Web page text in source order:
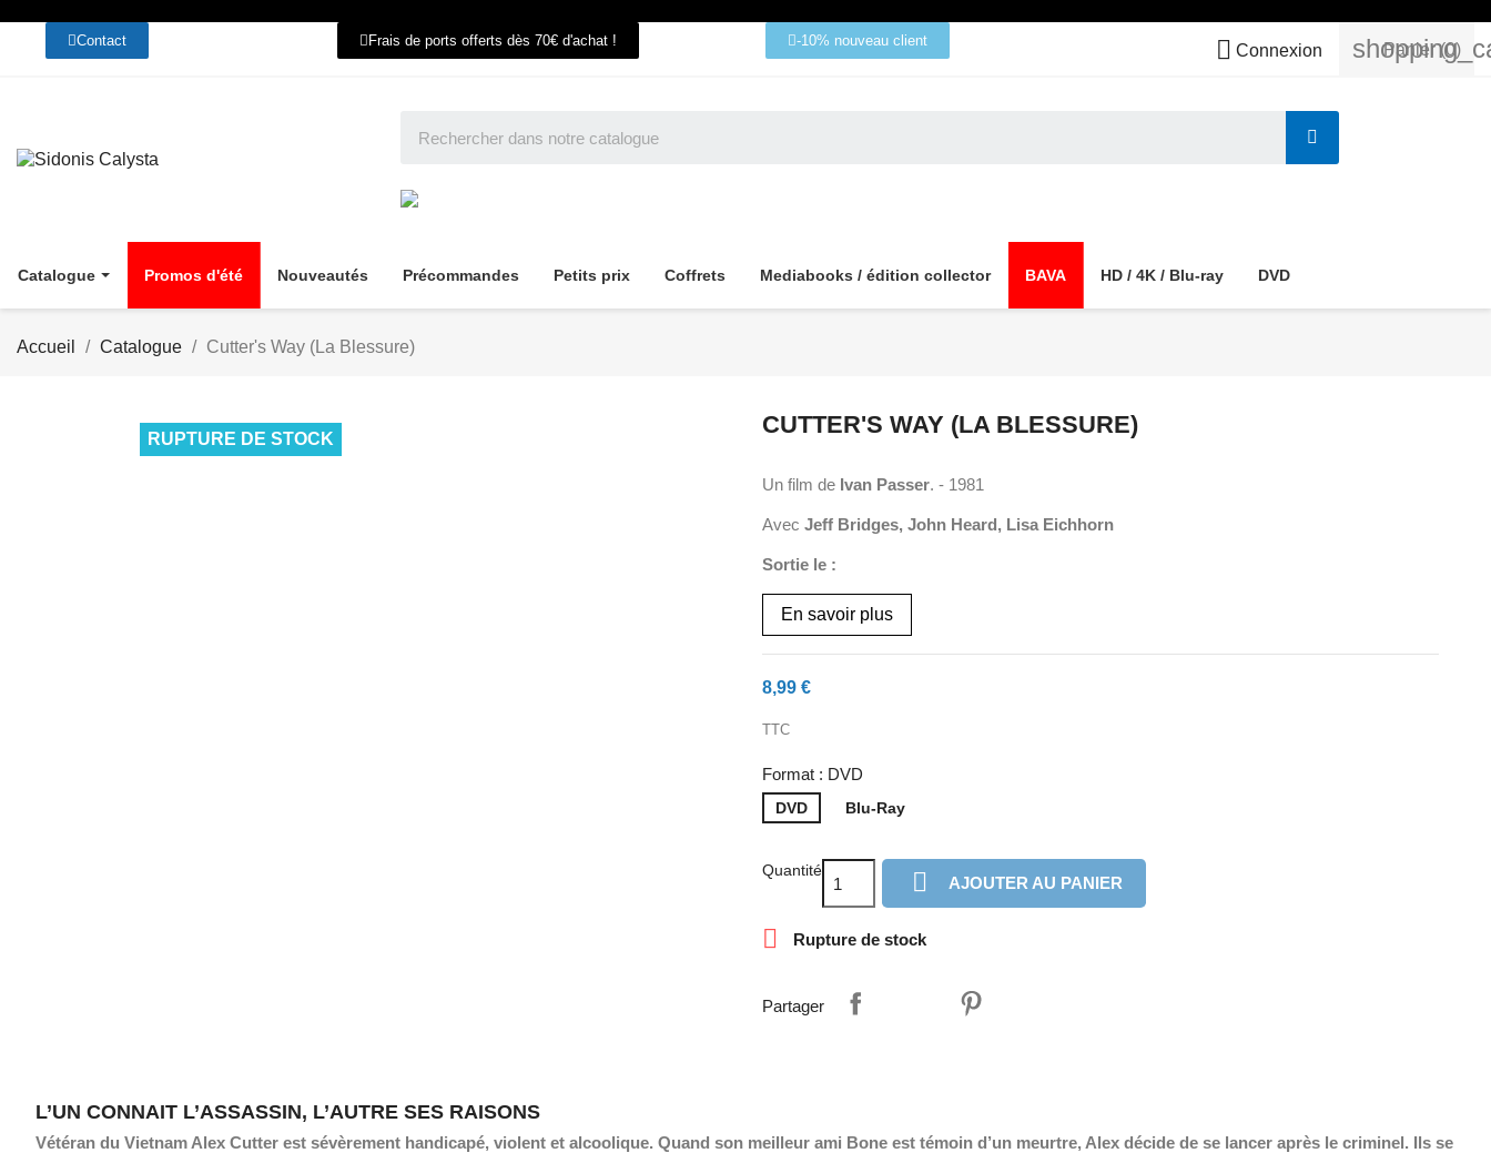
Contact Frais de ports offerts dès 70€ d'achat ! -10% nouveau client  Connexion Panier (0)
Catalogue Promos d'été Nouveautés Précommandes Petits prix Coffrets Mediabooks / édition collector BAVA HD / 4K / Blu-ray DVD
Accueil Catalogue Cutter's Way (La Blessure)
RUPTURE DE STOCK
CUTTER'S WAY (LA BLESSURE)
Un film de Ivan Passer. - 1981
Avec Jeff Bridges, John Heard, Lisa Eichhorn
Sortie le :
En savoir plus
8,99 €
TTC
Format : DVD
DVD Blu-Ray
Quantité  AJOUTER AU PANIER
 Rupture de stock
Partager
L’UN CONNAIT L’ASSASSIN, L’AUTRE SES RAISONS
Vétéran du Vietnam Alex Cutter est sévèrement handicapé, violent et alcoolique. Quand son meilleur ami Bone est témoin d’un meurtre, Alex décide de se lancer après le criminel. Ils se